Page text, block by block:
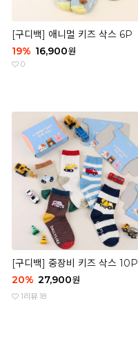
[구디백] 애니멀 키즈 삭스 6P
19% 16,900원
0
[구디백] 중장비 키즈 삭스 10P
20% 27,900원
1리뷰 18